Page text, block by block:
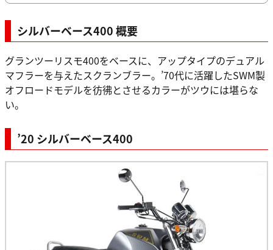
シルバーベース400 概要
グランツーリスモ400をベースに、アップタイプのデュアル
マフラーを与えたスクランブラー。’70代に活躍したSWM製
オフロードモデルを彷彿とさせるカラーがツウには堪らな
い。
’20 シルバーベース400